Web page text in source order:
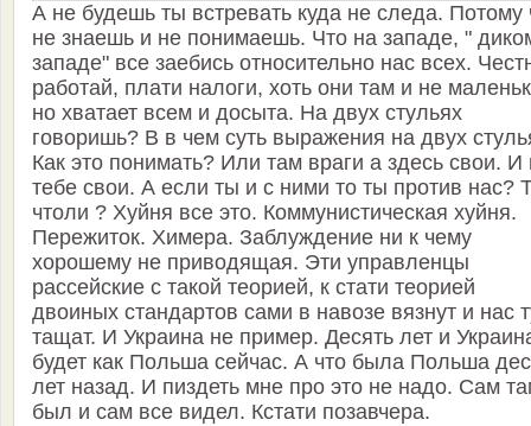
А не будешь ты встревать куда не следа. Потому
не знаешь и не понимаешь. Что на западе, "
западе" все заебись относительно нас всех.
работай, плати налоги, хоть они там и не
но хватает всем и досыта. На двух стульях
говоришь? В в чем суть выражения на двух
Как это понимать? Или там враги а здесь свои.
тебе свои. А если ты и с ними то ты против нас?
чтоли ? Хуйня все это. Коммунистическая хуйня.
Пережиток. Химера. Заблуждение ни к чему
хорошему не приводящая. Эти управленцы
рассейские с такой теорией, к стати теорией
двоиных стандартов сами в навозе вязнут и нас
тащат. И Украина не пример. Десять лет и
будет как Польша сейчас. А что была Польша
лет назад. И пиздеть мне про это не надо. Сам
был и сам все видел. Кстати позавчера.